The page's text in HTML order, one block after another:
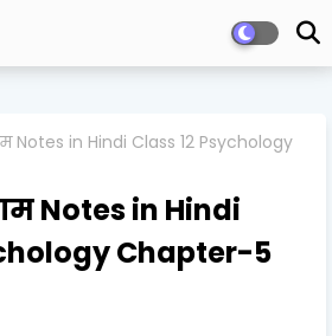
Notes in Hindi Class 12 Psychology
Notes in Hindi
Chapter-5